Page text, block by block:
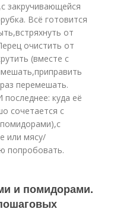
закручивающейся
Всё готовится
от
очистить от
(вместе с
перемешать.
куда её
сочетается с
или мясу/
попробовать.
и помидорами.